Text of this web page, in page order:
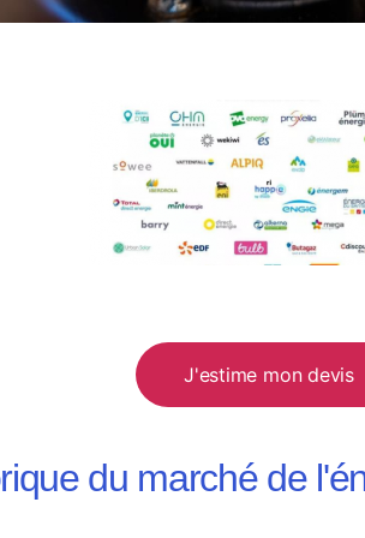
J'estime mon devis
du marché de